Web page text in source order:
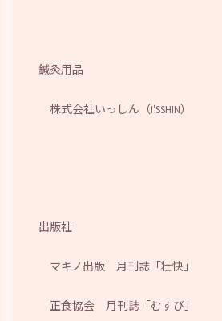
鍼灸用品
株式会社いっしん（I'SSHIN）
出版社
マキノ出版 月刊誌「壮快」
正食協会 月刊誌「むすび」